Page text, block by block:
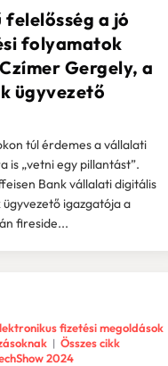
a jó
folyamatok
Gergely, a
ügyvezető
túl érdemes a vállalati
is „vetni egy pillantást”.
Bank vállalati digitális
igazgatója a
fireside...
fizetési megoldások
Összes cikk
2024